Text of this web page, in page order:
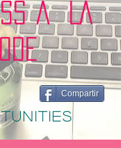
À LA
Compartir